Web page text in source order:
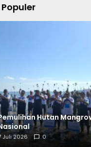
Hutan
Juli 2026 0